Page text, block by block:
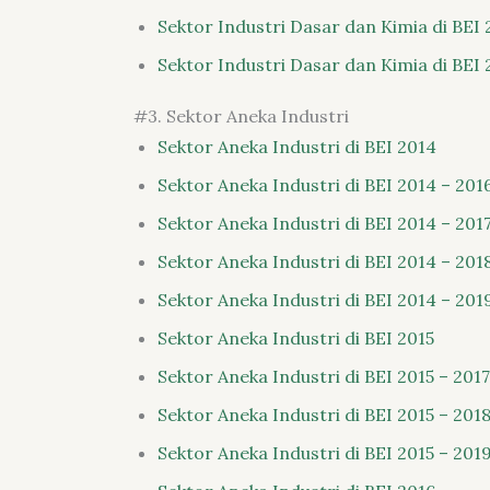
Sektor Industri Dasar dan Kimia di BEI
Sektor Industri Dasar dan Kimia di BEI
#3. Sektor Aneka Industri
Sektor Aneka Industri di BEI 2014
Sektor Aneka Industri di BEI 2014 –
Sektor Aneka Industri di BEI 2014 –
Sektor Aneka Industri di BEI 2014 –
Sektor Aneka Industri di BEI 2014 –
Sektor Aneka Industri di BEI 2015
Sektor Aneka Industri di BEI 2015 – 2017
Sektor Aneka Industri di BEI 2015 – 2018
Sektor Aneka Industri di BEI 2015 – 2019